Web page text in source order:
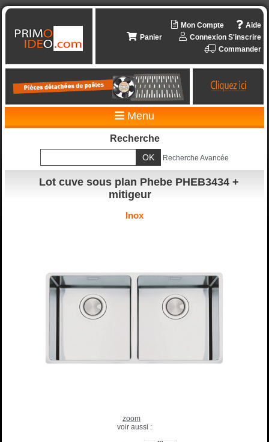
Aide
Mon Compte
Connexion S'inscrire
Panier
Commander
Menu
Recherche
Recherche Avancée
Lot cuve sous plan Phebe PHEB3434 +
mitigeur
Inox
zoom
voir aussi :